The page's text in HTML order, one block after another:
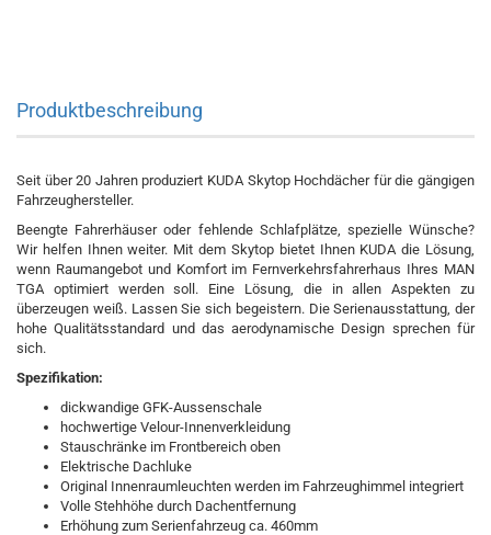
Produktbeschreibung
Seit über 20 Jahren produziert KUDA Skytop Hochdächer für die gängigen
Fahrzeughersteller.
Beengte Fahrerhäuser oder fehlende Schlafplätze, spezielle Wünsche?
Wir helfen Ihnen weiter. Mit dem Skytop bietet Ihnen KUDA die Lösung,
wenn Raumangebot und Komfort im Fernverkehrsfahrerhaus Ihres MAN
TGA optimiert werden soll. Eine Lösung, die in allen Aspekten zu
überzeugen weiß. Lassen Sie sich begeistern. Die Serienausstattung, der
hohe Qualitätsstandard und das aerodynamische Design sprechen für
sich.
Spezifikation:
dickwandige GFK-Aussenschale
hochwertige Velour-Innenverkleidung
Stauschränke im Frontbereich oben
Elektrische Dachluke
Original Innenraumleuchten werden im Fahrzeughimmel integriert
Volle Stehhöhe durch Dachentfernung
Erhöhung zum Serienfahrzeug ca. 460mm